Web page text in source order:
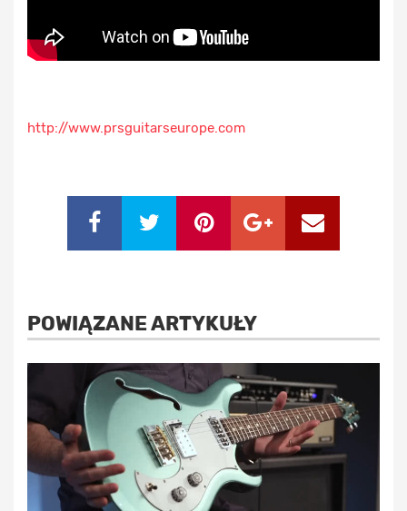
http://www.prsguitarseurope.com
POWIĄZANE ARTYKUŁY